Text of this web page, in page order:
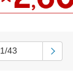
1/43